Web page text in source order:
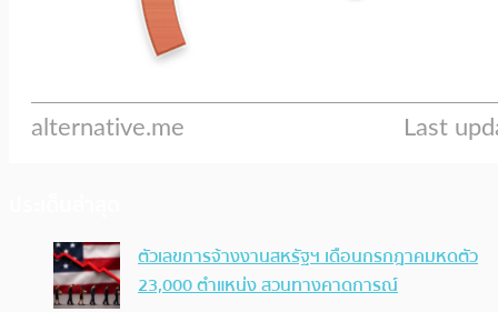
ตัวเลขการจ้างงานสหรัฐฯ เดือนกรกฎาคมหดตัว
23,000 ตำแหน่ง สวนทางคาดการณ์